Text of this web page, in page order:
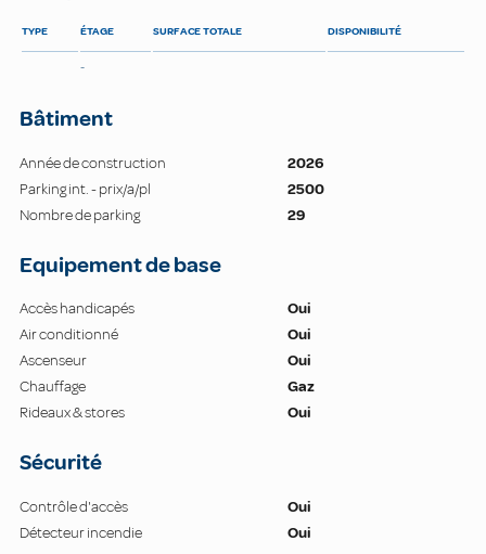
TYPE ÉTAGE SURFACE TOTALE DISPONIBILITÉ
-
Bâtiment
Année de construction
2026
Parking int. - prix/a/pl
2500
Nombre de parking
29
Equipement de base
Accès handicapés
Oui
Air conditionné
Oui
Ascenseur
Oui
Chauffage
Gaz
Rideaux & stores
Oui
Sécurité
Contrôle d'accès
Oui
Détecteur incendie
Oui